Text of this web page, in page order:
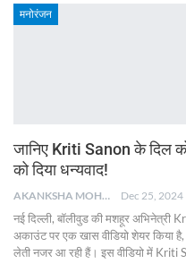
मनोरंजन
जानिए Kriti Sanon के दिल
को दिया धन्यवाद!
AKANKSHA MOHAN Dec 25, 2024
नई दिल्ली, बॉलीवुड की मशहूर अभिनेत्री
अकाउंट पर एक खास वीडियो शेयर किया
लेती नजर आ रही हैं। इस वीडियो में Kriti